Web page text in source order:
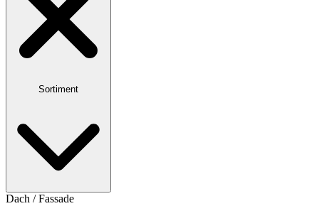
Sortiment
Dach / Fassade